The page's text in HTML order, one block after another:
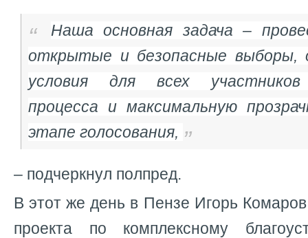
Наша основная задача –
открытые и безопасные выборы,
условия для всех участников
процесса и максимальную
этапе голосования,
– подчеркнул полпред.
В этот же день в Пензе Игорь
проекта по комплексному